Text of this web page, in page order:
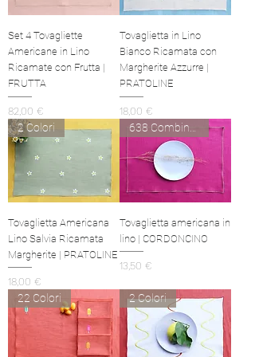
Set 4 Tovagliette
Americane in Lino
Ricamate con Frutta |
FRUTTA
Prezzo
82,00 €
Tovaglietta in Lino
Bianco Ricamata con
Margherite Azzurre |
PRATOLINE
Prezzo
18,00 €
2 Colori
Tovaglietta Americana
Lino Salvia Ricamata
Margherite | PRATOLINE
Prezzo
18,00 €
Tovaglietta americana in
lino | CORDONCINO
Prezzo
13,50 €
22 Colori 2 Colori